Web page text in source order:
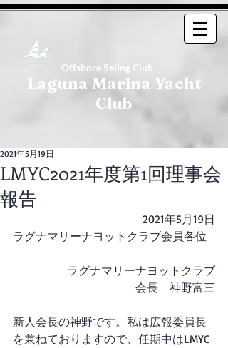
Offshore Saling Club
Laguna Marina Yacht
Club
LMYC2021年度第1回理事会
報告
2021年5月19日
2021年5月19日
ラグナマリーナヨットクラブ会員各位
ラグナマリーナヨットクラブ
会長　神野富三
新人会長の神野です。私は広報委員長
を兼ねておりますので、任期中はLMYC